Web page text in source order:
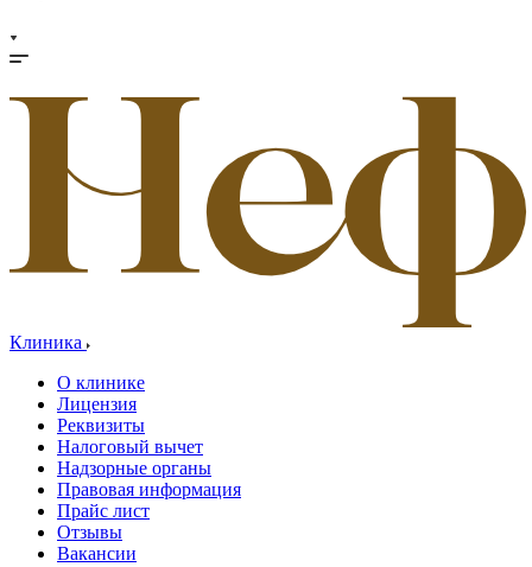
Клиника
О клинике
Лицензия
Реквизиты
Налоговый вычет
Надзорные органы
Правовая информация
Прайс лист
Отзывы
Вакансии